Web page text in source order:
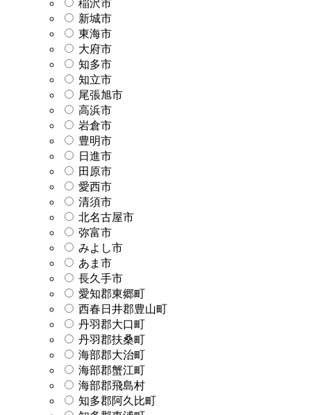
稲沢市
新城市
東海市
大府市
知多市
知立市
尾張旭市
高浜市
岩倉市
豊明市
日進市
田原市
愛西市
清須市
北名古屋市
弥富市
みよし市
あま市
長久手市
愛知郡東郷町
西春日井郡豊山町
丹羽郡大口町
丹羽郡扶桑町
海部郡大治町
海部郡蟹江町
海部郡飛島村
知多郡阿久比町